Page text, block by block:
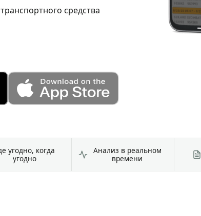
средства
угодно, когда
угодно
Анализ в реальном
времени